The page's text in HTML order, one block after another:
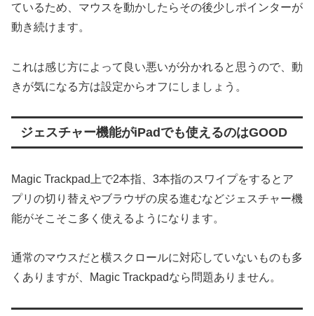
ているため、マウスを動かしたらその後少しポインターが
動き続けます。
これは感じ方によって良い悪いが分かれると思うので、動
きが気になる方は設定からオフにしましょう。
ジェスチャー機能がiPadでも使えるのはGOOD
Magic Trackpad上で2本指、3本指のスワイプをするとア
プリの切り替えやブラウザの戻る進むなどジェスチャー機
能がそこそこ多く使えるようになります。
通常のマウスだと横スクロールに対応していないものも多
くありますが、Magic Trackpadなら問題ありません。